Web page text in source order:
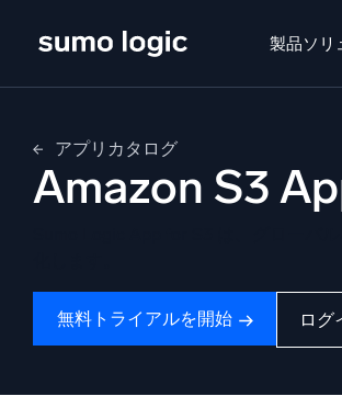
製品ソリ
AI/ML 搭載
アプリカタログ
Amazon S3
無料トライアルを開始 ログ